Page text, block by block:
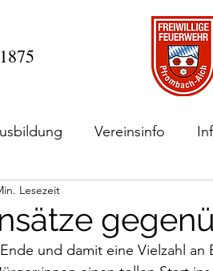
Vereinsinfo
Lesezeit
und damit eine Vielzahl